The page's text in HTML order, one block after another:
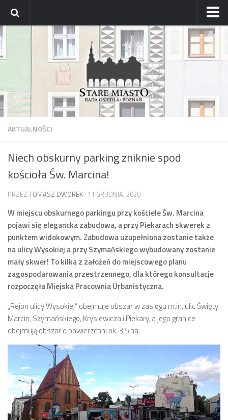
Strona główna
Archiwum aktualności
Archiwum bloga
Osiedle
Mapa osiedla
Dzielnicowi Starego Miasta
Urzędy
ZDM – awarie
Rada
Radni
Zarząd
Prezydium
Komisje i koordynatorzy
Sesje
Biuletyn
numer 6(16)/2022
numer 4-5(14-15)/2021
numer 2-3(12-13)/2020
numer 1(11)/2020
numer 2-3(10)/2019
AKTUALNOŚCI
Niech obskurny parking zniknie spod
kościoła Św. Marcina!
PRZEZ TOMASZ DWOREK · 11 GRUDNIA, 2020
W miejscu obskurnego parkingu przy kościele Św. Marcina
pojawi się elegancka zabudowa, a przy Piekarach skwerek z
punktem widokowym. Zabudowa uzupełniona zostanie także
na ulicy Wysokiej a przy Szymańskiego wybudowany zostanie
mały skwer! To kilka z założeń do miejscowego planu
zagospodarowania przestrzennego, dla którego konsultacje
rozpoczęła Miejska Pracownia Urbanistyczna.
„Rejon ulicy Wysokiej” obejmuje obszar w zasięgu m.in. ulic Święty
Marcin, Szymańskiego, Krysiewicza i Piekary, a jego granice
obejmują obszar o powierzchni ok. 3,5 ha.